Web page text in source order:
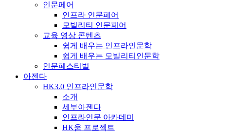
인문페어
인프라 인문페어
모빌리티 인문페어
교육 영상 콘텐츠
쉽게 배우는 인프라인문학
쉽게 배우는 모빌리티인문학
인문페스티벌
아젠다
HK3.0 인프라인문학
소개
세부아젠다
인프라인문 아카데미
HK움 프로젝트